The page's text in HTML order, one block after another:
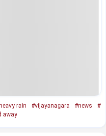
rain #vijayanagara #news
#
away